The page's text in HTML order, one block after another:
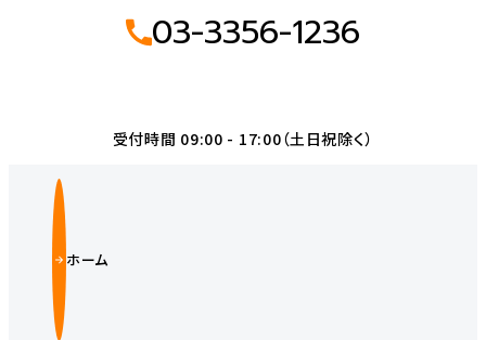
03-3356-1236
受付時間 09:00 - 17:00（土日祝除く）
ホーム